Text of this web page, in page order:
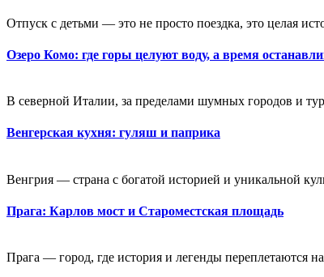
Отпуск с детьми — это не просто поездка, это целая
Озеро Комо: где горы целуют воду, а время
В северной Италии, за пределами шумных городов и
Венгерская кухня: гуляш и паприка
Венгрия — страна с богатой историей и уникальной
Прага: Карлов мост и Староместская площадь
Прага — город, где история и легенды переплетаются